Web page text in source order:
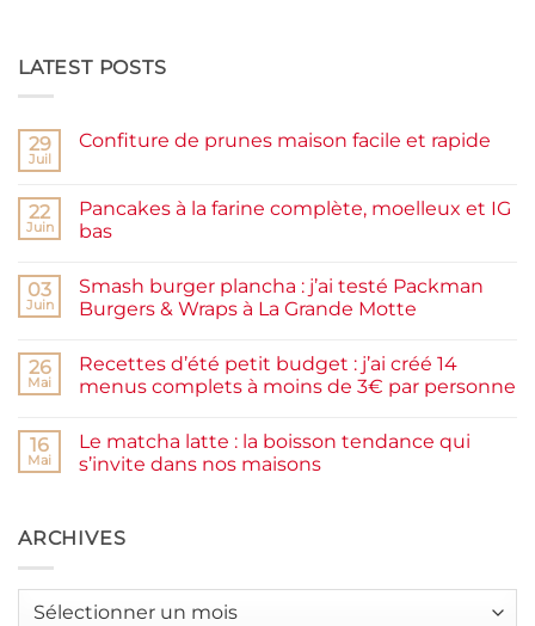
LATEST POSTS
29
Juil
Confiture de prunes maison facile et rapide
Confiture
de
prunes
et
rapide
22
Juin
Pancakes à la farine complète, moelleux et IG
bas
sur
Pancakes
à
complète,
moelleux
et
03
Juin
Smash burger plancha : j’ai testé Packman
Burgers & Wraps à La Grande Motte
sur
Smash
burger
testé
Packman
Burgers &
Grande
Motte
26
Mai
Recettes d’été petit budget : j’ai créé 14
menus complets à moins de 3€ par personne
sur
Recettes
d’été
j’ai
créé
à
16
Mai
Le matcha latte : la boisson tendance qui
s’invite dans nos maisons
Le
matcha
boisson
ARCHIVES
Archives